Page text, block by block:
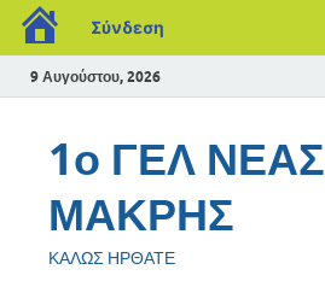
Σύνδεση
9 Αυγούστου, 2026
1ο ΓΕΛ ΝΕΑΣ
ΜΑΚΡΗΣ
ΚΑΛΩΣ ΗΡΘΑΤΕ